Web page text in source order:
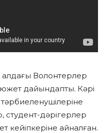
алдағы Волонтерлер
дайындапты. Кәрі
студент-дәрігерлер
кейіпкеріне айналған.